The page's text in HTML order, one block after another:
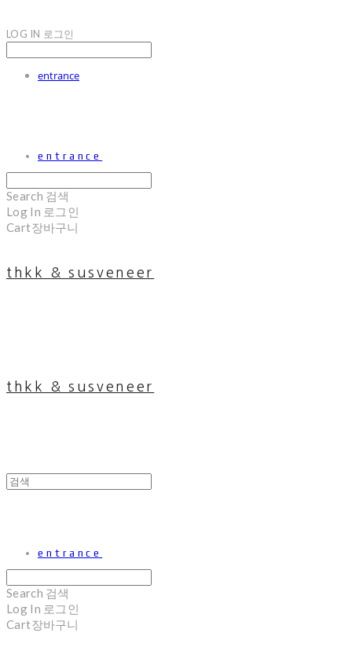
LOG IN 로그인
entrance
entrance
Search 검색
Log In 로그인
Cart장바구니
thkk & susveneer
thkk & susveneer
entrance
Search 검색
Log In 로그인
Cart장바구니